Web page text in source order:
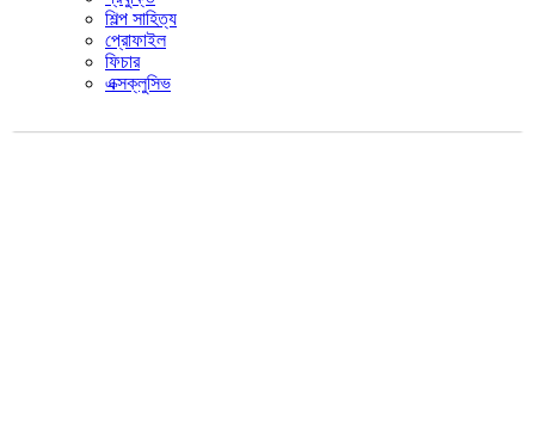
শিল্প সাহিত্য
প্রোফাইল
ফিচার
এক্সক্লুসিভ